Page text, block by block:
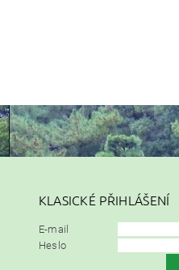
KLASICKÉ PŘIHLÁŠENÍ
E-mail
Heslo